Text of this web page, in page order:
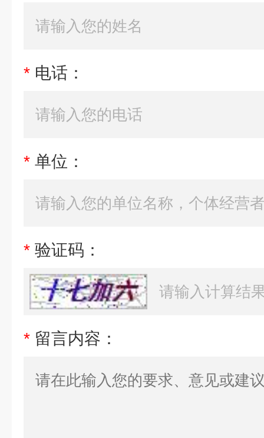
* 电话：
* 单位：
* 验证码：
* 留言内容：